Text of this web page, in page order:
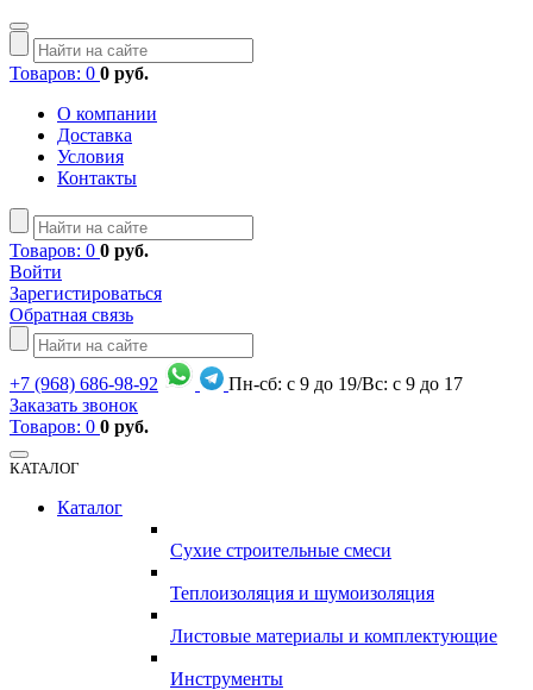
Товаров: 0 0 руб.
О компании
Доставка
Условия
Контакты
Товаров: 0 0 руб.
Войти
Зарегистироваться
Обратная связь
+7 (968) 686-98-92
Пн-сб: с 9 до 19/Вс: с 9 до 17
Заказать звонок
Товаров: 0 0 руб.
КАТАЛОГ
Каталог
Сухие строительные смеси
Теплоизоляция и шумоизоляция
Листовые материалы и комплектующие
Инструменты